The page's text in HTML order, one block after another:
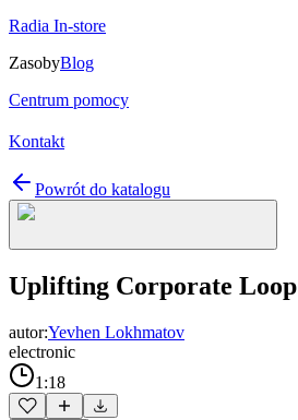
Radia In-store
ZasobyBlog
Centrum pomocy
Kontakt
Powrót do katalogu
Uplifting Corporate Loop
autor:Yevhen Lokhmatov
electronic
1:18